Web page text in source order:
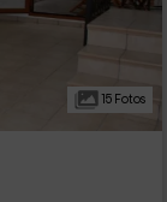
15 Fotos